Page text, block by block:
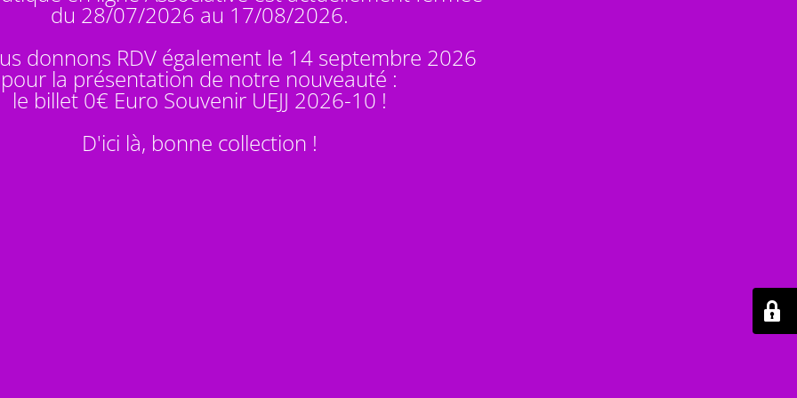
du 28/07/2026 au 17/08/2026.
donnons RDV également le 14 septembre 2026
pour la présentation de notre nouveauté :
le billet 0€ Euro Souvenir UEJJ 2026-10 !
D'ici là, bonne collection !